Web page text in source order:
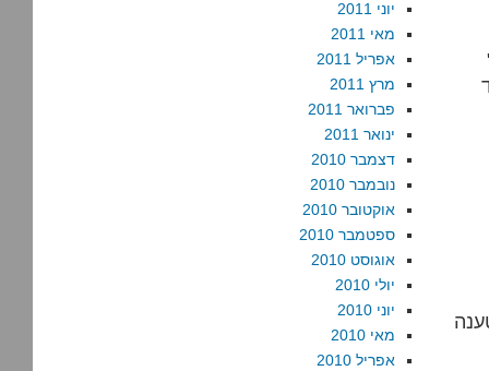
יוני 2011
מאי 2011
אפריל 2011
מרץ 2011
פברואר 2011
ינואר 2011
דצמבר 2010
נובמבר 2010
אוקטובר 2010
ספטמבר 2010
אוגוסט 2010
יולי 2010
יוני 2010
מאי 2010
אפריל 2010